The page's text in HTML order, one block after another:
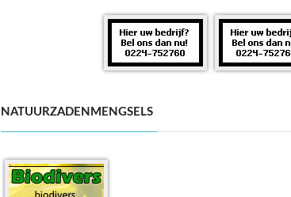
NATUURZADENMENGSELS